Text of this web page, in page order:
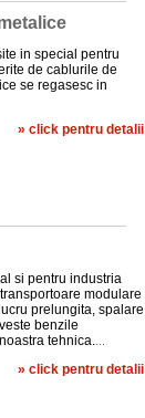
in special pentru
de cablurile de
se regasesc in
» click pentru detalii
si pentru industria
modulare
prelungita, spalare
benzile
tehnica.
» click pentru detalii